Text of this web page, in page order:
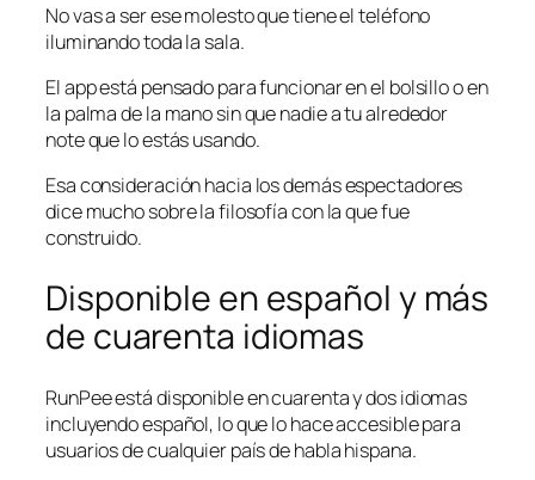
No vas a ser ese molesto que tiene el teléfono
iluminando toda la sala.
El app está pensado para funcionar en el bolsillo o en
la palma de la mano sin que nadie a tu alrededor
note que lo estás usando.
Esa consideración hacia los demás espectadores
dice mucho sobre la filosofía con la que fue
construido.
Disponible en español y más
de cuarenta idiomas
RunPee está disponible en cuarenta y dos idiomas
incluyendo español, lo que lo hace accesible para
usuarios de cualquier país de habla hispana.